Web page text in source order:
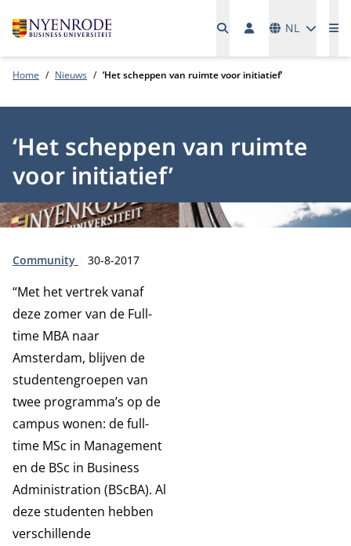
NL
Home Nieuws ‘Het scheppen van ruimte voor initiatief’
‘Het scheppen van ruimte
voor initiatief’
Type:
Community Publicatiedatum:
30-8-2017
“Met het vertrek vanaf
deze zomer van de Full-
time MBA naar
Amsterdam, blijven de
studentengroepen van
twee programma’s op de
campus wonen: de full-
time MSc in Management
en de BSc in Business
Administration (BScBA). Al
deze studenten hebben
verschillende